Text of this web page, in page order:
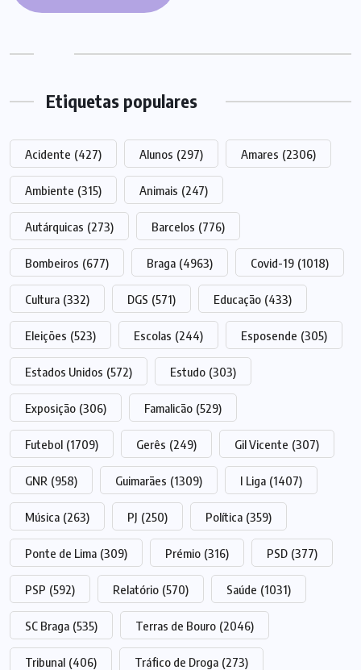
Etiquetas populares
Acidente (427) Alunos (297) Amares (2306)
Ambiente (315) Animais (247)
Autárquicas (273) Barcelos (776)
Bombeiros (677) Braga (4963) Covid-19 (1018)
Cultura (332) DGS (571) Educação (433)
Eleições (523) Escolas (244) Esposende (305)
Estados Unidos (572) Estudo (303)
Exposição (306) Famalicão (529)
Futebol (1709) Gerês (249) Gil Vicente (307)
GNR (958) Guimarães (1309) I Liga (1407)
Música (263) PJ (250) Política (359)
Ponte de Lima (309) Prémio (316) PSD (377)
PSP (592) Relatório (570) Saúde (1031)
SC Braga (535) Terras de Bouro (2046)
Tribunal (406) Tráfico de Droga (273)